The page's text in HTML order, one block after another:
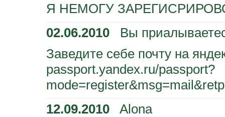
Я НЕМОГУ
02.06.2010 Вы
Заведите себе почту на
passport.yandex.ru/passport?
12.09.2010 Alona